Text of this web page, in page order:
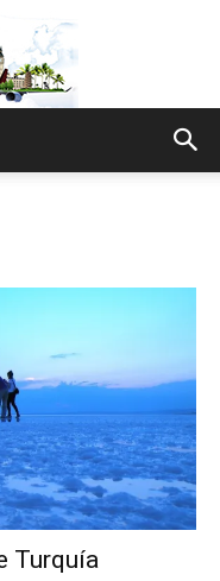
Turquía